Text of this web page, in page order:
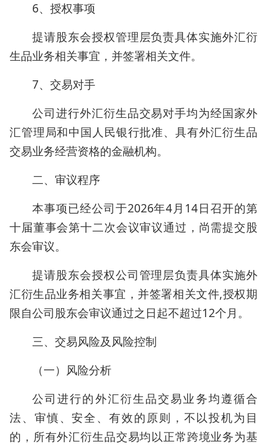
6、授权事项
提请股东会授权管理层负责具体实施外汇衍
生品业务相关事宜，并签署相关文件。
7、交易对手
公司进行外汇衍生品交易对手均为经国家外
汇管理局和中国人民银行批准、具有外汇衍生品
交易业务经营资格的金融机构。
二、审议程序
本事项已经公司于2026年4月14日召开的第
十届董事会第十二次会议审议通过，尚需提交股
东会审议。
提请股东会授权公司管理层负责具体实施外
汇衍生品业务相关事宜，并签署相关文件,授权期
限自公司股东会审议通过之日起不超过12个月。
三、交易风险及风险控制
（一）风险分析
公司进行的外汇衍生品交易业务均遵循合
法、审慎、安全、有效的原则，不以投机为目
的，所有外汇衍生品交易均以正常跨境业务为基